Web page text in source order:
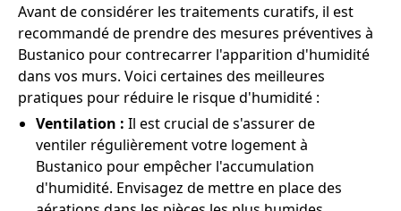
Avant de considérer les traitements curatifs, il est
recommandé de prendre des mesures préventives à
Bustanico pour contrecarrer l'apparition d'humidité
dans vos murs. Voici certaines des meilleures
pratiques pour réduire le risque d'humidité :
Ventilation : Il est crucial de s'assurer de
ventiler régulièrement votre logement à
Bustanico pour empêcher l'accumulation
d'humidité. Envisagez de mettre en place des